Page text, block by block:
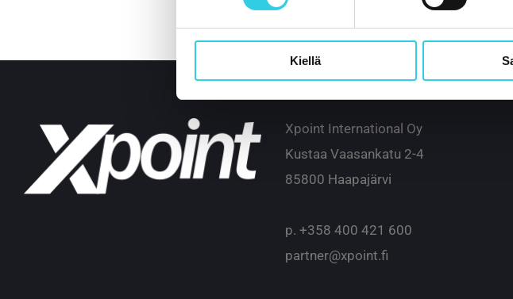
Kiellä
Xpoint International Oy
Kustaa Vaasankatu 2-4
85800 Haapajärvi
p. +358 400 421 600
partner@xpoint.fi